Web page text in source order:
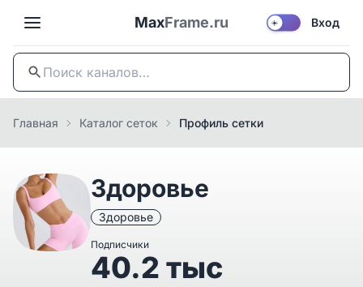
MaxFrame.ru ☀️ Вход
Главная Каталог сеток Профиль сетки
Здоровье
Здоровье
Подписчики
40.2 тыс